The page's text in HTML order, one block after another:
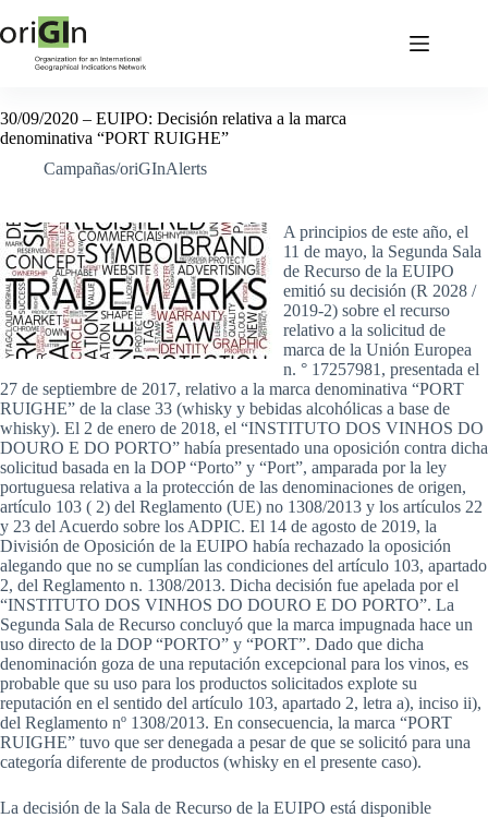
30/09/2020 – EUIPO: Decisión relativa a la marca
denominativa “PORT RUIGHE”
Campañas/oriGInAlerts
A principios de este año, el
11 de mayo, la Segunda Sala
de Recurso de la EUIPO
emitió su decisión (R 2028 /
2019-2) sobre el recurso
relativo a la solicitud de
marca de la Unión Europea
n. ° 17257981, presentada el
27 de septiembre de 2017, relativo a la marca denominativa “PORT
RUIGHE” de la clase 33 (whisky y bebidas alcohólicas a base de
whisky). El 2 de enero de 2018, el “INSTITUTO DOS VINHOS DO
DOURO E DO PORTO” había presentado una oposición contra dicha
solicitud basada en la DOP “Porto” y “Port”, amparada por la ley
portuguesa relativa a la protección de las denominaciones de origen,
artículo 103 ( 2) del Reglamento (UE) no 1308/2013 y los artículos 22
y 23 del Acuerdo sobre los ADPIC. El 14 de agosto de 2019, la
División de Oposición de la EUIPO había rechazado la oposición
alegando que no se cumplían las condiciones del artículo 103, apartado
2, del Reglamento n. 1308/2013. Dicha decisión fue apelada por el
“INSTITUTO DOS VINHOS DO DOURO E DO PORTO”. La
Segunda Sala de Recurso concluyó que la marca impugnada hace un
uso directo de la DOP “PORTO” y “PORT”. Dado que dicha
denominación goza de una reputación excepcional para los vinos, es
probable que su uso para los productos solicitados explote su
reputación en el sentido del artículo 103, apartado 2, letra a), inciso ii),
del Reglamento nº 1308/2013. En consecuencia, la marca “PORT
RUIGHE” tuvo que ser denegada a pesar de que se solicitó para una
categoría diferente de productos (whisky en el presente caso).
La decisión de la Sala de Recurso de la EUIPO está disponible